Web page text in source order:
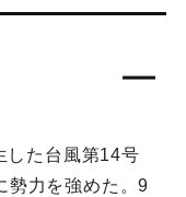
した台風第14号
勢力を強めた。9